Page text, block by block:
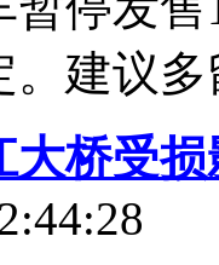
建议
大桥受